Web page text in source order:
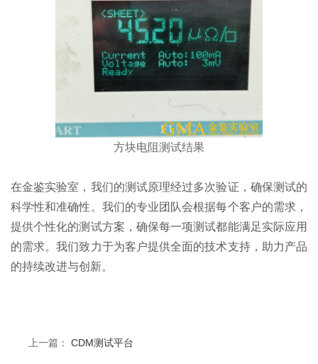
方块电阻测试结果
在金鉴实验室，我们的测试原理经过多次验证，确保测试的
科学性和准确性。我们的专业团队会根据每个客户的需求，
提供个性化的测试方案，确保每一项测试都能满足实际应用
的需求。我们致力于为客户提供全面的技术支持，助力产品
的持续改进与创新。
上一篇： CDM测试平台